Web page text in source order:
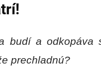
budí a
prechladnú?